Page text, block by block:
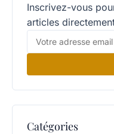
Inscrivez-vous
articles
Catégories